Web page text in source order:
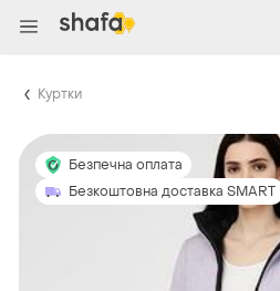
Куртки
Безпечна оплата
Безкоштовна доставка SMART